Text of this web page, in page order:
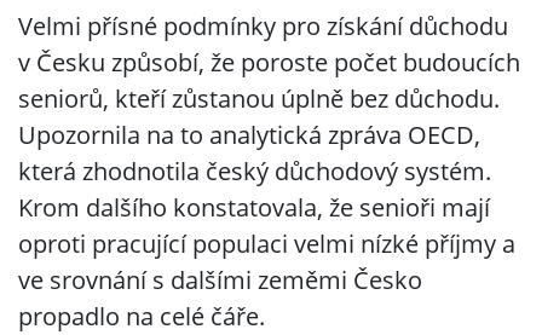
Velmi přísné podmínky pro získání důchodu
v Česku způsobí, že poroste počet budoucích
seniorů, kteří zůstanou úplně bez důchodu.
Upozornila na to analytická zpráva OECD,
která zhodnotila český důchodový systém.
Krom dalšího konstatovala, že senioři mají
oproti pracující populaci velmi nízké příjmy a
ve srovnání s dalšími zeměmi Česko
propadlo na celé čáře.